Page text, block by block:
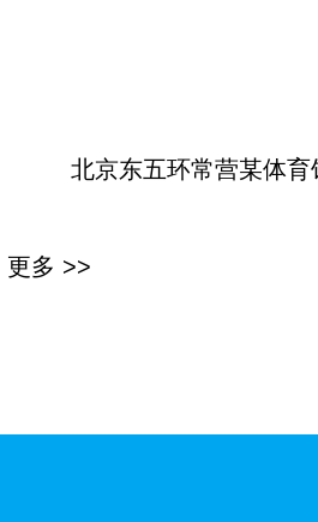
北京东五环常营某体育
更多 >>